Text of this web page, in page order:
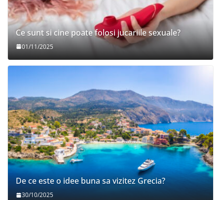
Ce sunt si cine poate folosi jucariile sexuale?
01/11/2025
De ce este o idee buna sa vizitez Grecia?
30/10/2025